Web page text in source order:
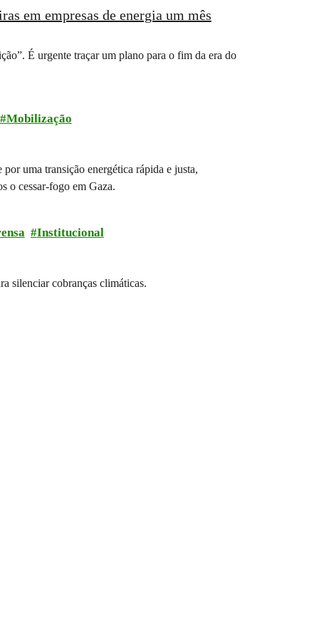
em empresas de energia um mês
É urgente traçar um plano para o fim da era do
Mobilização
uma transição energética rápida e justa,
o cessar-fogo em Gaza.
Institucional
silenciar cobranças climáticas.